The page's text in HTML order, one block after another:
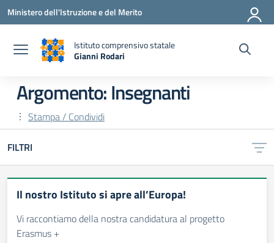
Vai ai contenuti
Vai al menu di navigazione
Vai al footer
Ministero dell'Istruzione e del Merito
Istituto comprensivo statale
Gianni Rodari
Argomento: Insegnanti
Stampa / Condividi
FILTRI
Il nostro Istituto si apre all’Europa!
Vi raccontiamo della nostra candidatura al progetto
Erasmus +